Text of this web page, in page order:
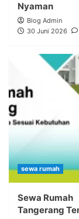
Nyaman
Blog Admin
30 Juni 2026
sewa rumah
Sewa Rumah
Tangerang